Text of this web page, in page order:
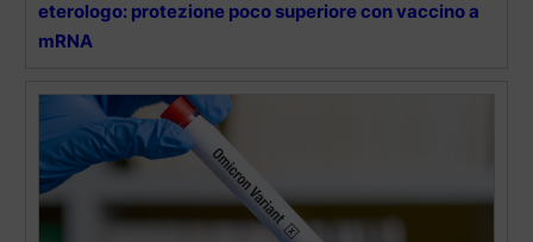
eterologo: protezione poco superiore con vaccino a
mRNA